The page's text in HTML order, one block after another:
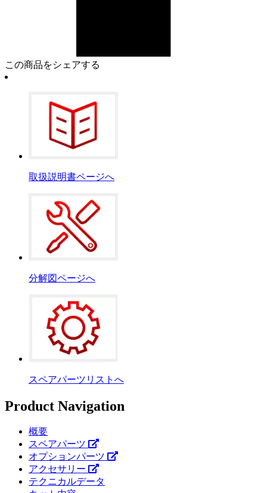
この商品をシェアする
取扱説明書ページへ
分解図ページへ
スペアパーツリストへ
Product Navigation
概要
スペアパーツ
オプションパーツ
アクセサリー
テクニカルデータ